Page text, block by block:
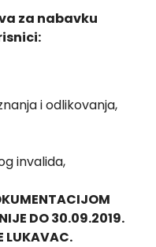
za nabavku
i odlikovanja,
invalida,
DO 30.09.2019.
LUKAVAC.